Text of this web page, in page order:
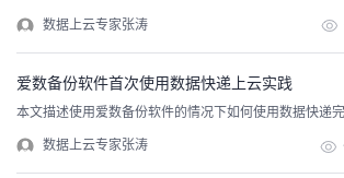
人
主
页
我
的
开
我
的
我
数据上云专家张涛
爱数备份软件首次使用数据快递上云实践
本文描述使用爱数备份软件的情况下如何使用数据快递
数据上云专家张涛